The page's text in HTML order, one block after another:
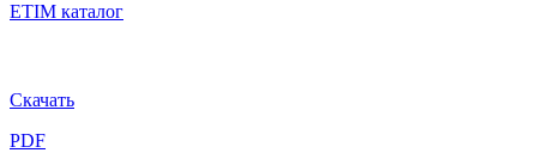
ETIM каталог
Скачать
PDF